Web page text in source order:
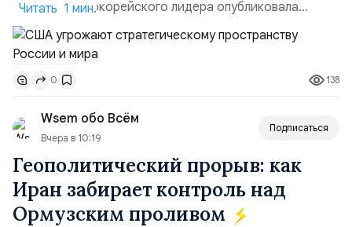
сестра северокорейского лидера опубликовала
заявление для прессы в ответ на проведение Токио
совместных с флотом США запусков крылатых ракет
Томагавк.«Япония отбросила обманчивую видимость
„исключительно оборонительной страны“ и выносит
вопрос о собственном ядерном вооружении на
всеобщее обозрение, одновреме...
Читать 1 мин.
0 138
Wsem обо Всём
Вчера в 10:19
Подписаться
Геополитический прорыв: как
Иран забирает контроль над
Ормузским проливом